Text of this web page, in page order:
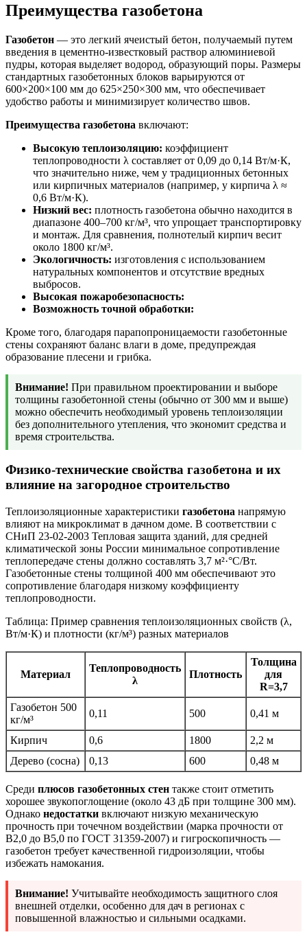
Преимущества газобетона
Газобетон — это легкий ячеистый бетон, получаемый путем
введения в цементно-известковый раствор алюминиевой
пудры, которая выделяет водород, образующий поры. Размеры
стандартных газобетонных блоков варьируются от
600×200×100 мм до 625×250×300 мм, что обеспечивает
удобство работы и минимизирует количество швов.
Преимущества газобетона включают:
Высокую теплоизоляцию: коэффициент
теплопроводности λ составляет от 0,09 до 0,14 Вт/м·К,
что значительно ниже, чем у традиционных бетонных
или кирпичных материалов (например, у кирпича λ ≈
0,6 Вт/м·К).
Низкий вес: плотность газобетона обычно находится в
диапазоне 400–700 кг/м³, что упрощает транспортировку
и монтаж. Для сравнения, полнотелый кирпич весит
около 1800 кг/м³.
Экологичность: изготовления с использованием
натуральных компонентов и отсутствие вредных
выбросов.
Высокая пожаробезопасность:
Возможность точной обработки:
Кроме того, благодаря парапопроницаемости газобетонные
стены сохраняют баланс влаги в доме, предупреждая
образование плесени и грибка.
Внимание! При правильном проектировании и выборе
толщины газобетонной стены (обычно от 300 мм и выше)
можно обеспечить необходимый уровень теплоизоляции
без дополнительного утепления, что экономит средства и
время строительства.
Физико-технические свойства газобетона и их
влияние на загородное строительство
Теплоизоляционные характеристики газобетона напрямую
влияют на микроклимат в дачном доме. В соответствии с
СНиП 23-02-2003 Тепловая защита зданий, для средней
климатической зоны России минимальное сопротивление
теплопередаче стены должно составлять 3,7 м²·°С/Вт.
Газобетонные стены толщиной 400 мм обеспечивают это
сопротивление благодаря низкому коэффициенту
теплопроводности.
Таблица: Пример сравнения теплоизоляционных свойств (λ,
Вт/м·К) и плотности (кг/м³) разных материалов
Материал
Теплопроводность
λ
Плотность
Толщина
для
R=3,7
Газобетон 500
кг/м³
0,11 500 0,41 м
Кирпич 0,6 1800
2,2 м
Дерево (сосна)
0,13 600 0,48 м
Среди плюсов газобетонных стен также стоит отметить
хорошее звукопоглощение (около 43 дБ при толщине 300 мм).
Однако недостатки включают низкую механическую
прочность при точечном воздействии (марка прочности от
В2,0 до В5,0 по ГОСТ 31359-2007) и гигроскопичность —
газобетон требует качественной гидроизоляции, чтобы
избежать намокания.
Внимание! Учитывайте необходимость защитного слоя
внешней отделки, особенно для дач в регионах с
повышенной влажностью и сильными осадками.